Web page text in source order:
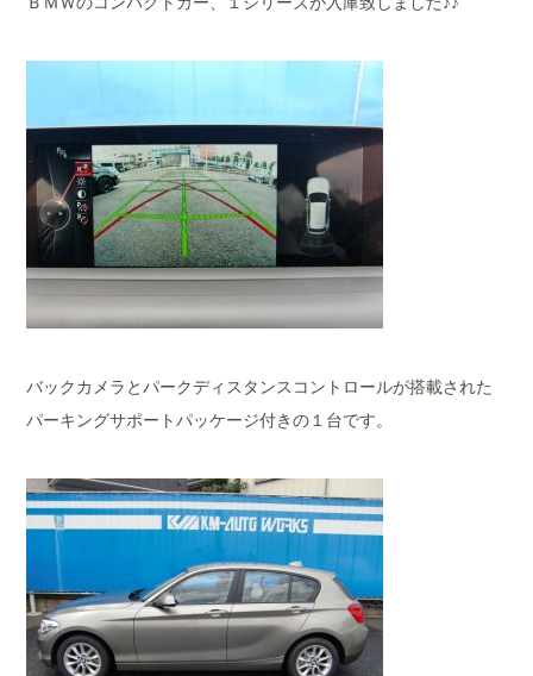
バックカメラとパークディスタンスコントロールが搭載された
パーキングサポートパッケージ付きの１台です。